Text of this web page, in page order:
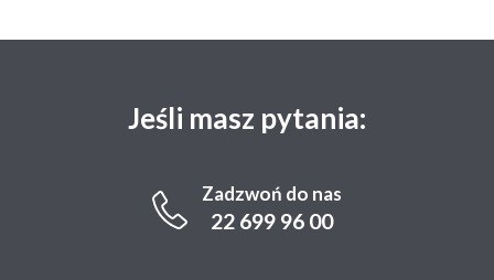
Jeśli masz pytania:
Zadzwoń do nas
22 699 96 00